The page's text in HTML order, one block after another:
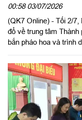
Minh
00:58 03/07/2026
(QK7 Online) - Tối 2/
đổ về trung tâm
bắn pháo hoa và trình
vinh dự mang tên Chủ